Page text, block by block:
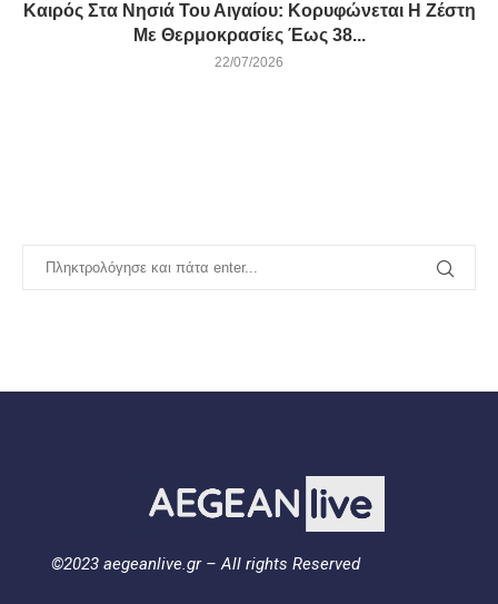
Καιρός Στα Νησιά Του Αιγαίου: Κορυφώνεται Η Ζέστη
Με Θερμοκρασίες Έως 38...
22/07/2026
©2023 aegeanlive.gr – All rights Reserved